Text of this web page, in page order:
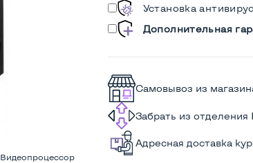
Видеопроцессор
Установка
Дополнительная
Самовывоз из
Забрать из
Адресная доставка